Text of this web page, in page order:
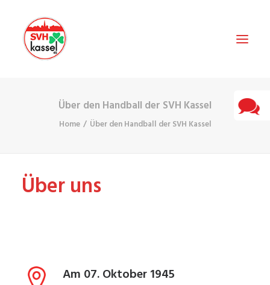
SAISON 2025/2026
Über den Handball der SVH Kassel
Home Über den Handball der SVH Kassel
Über uns
Am 07. Oktober 1945